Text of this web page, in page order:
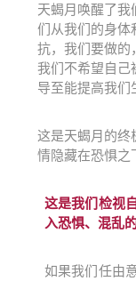
天蝎月唤醒了我
们从我们的身体
抗，我们要做的
我们不希望自己
导至能提高我们
这是天蝎月的终
情隐藏在恐惧之
这是我们检视
入恐惧、混乱
如果我们任由